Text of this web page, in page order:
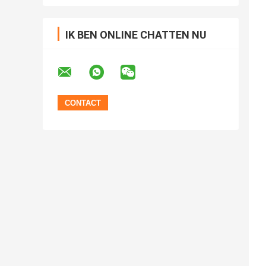
IK BEN ONLINE CHATTEN NU